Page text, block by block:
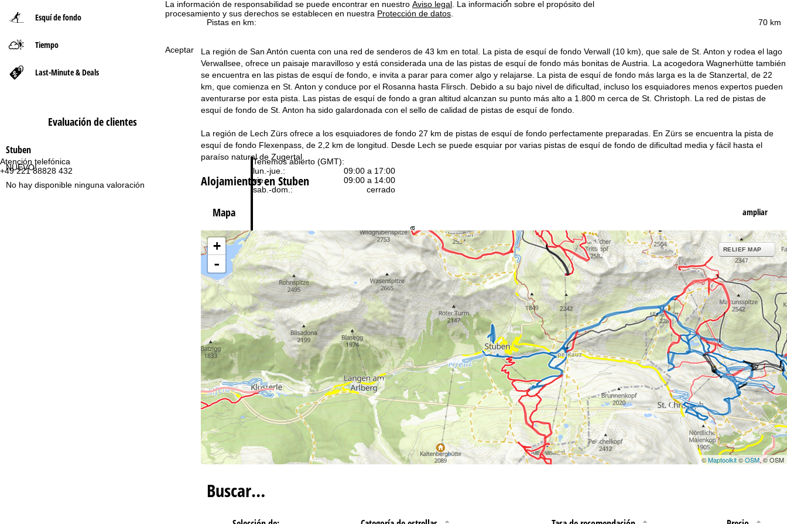
La información de responsabilidad se puede encontrar en nuestro Aviso legal . La información sobre el propósito del
procesamiento y sus derechos se establecen en nuestra Protección de datos
Aceptar
Atención telefónica
+49 221 88828 432
Tenemos abierto (GMT):
lun.-jue.:
09:00 a 17:00
vie.:
09:00 a 14:00
sab.-dom.:
cerrado
Contáctenos
Ayuda
Esquí de fondo
Tiempo
Last-Minute & Deals
Evaluación de clientes
Stuben
NUEVO!
No hay disponible ninguna valoración
n
p
r
n
i
p
a
70 km
Pistas en km:
La región de San Antón cuenta con una red de senderos de 43 km en total. La pista de esquí de fondo Verwall (10 km), que sale de St. Anton y rodea el lago
Verwallsee, ofrece un paisaje maravilloso y está considerada una de las pistas de esquí de fondo más bonitas de Austria. La acogedora Wagnerhütte también
se encuentra en las pistas de esquí de fondo, e invita a parar para comer algo y relajarse. La pista de esquí de fondo más larga es la de Stanzertal, de 22
km, que comienza en St. Anton y conduce por el Rosanna hasta Flirsch. Debido a su bajo nivel de dificultad, incluso los esquiadores menos expertos pueden
aventurarse por esta pista. Las pistas de esquí de fondo a gran altitud alcanzan su punto más alto a 1.800 m cerca de St. Christoph. La red de pistas de
esquí de fondo de St. Anton ha sido galardonada con el sello de calidad de pistas de esquí de fondo.
La región de Lech Zürs ofrece a los esquiadores de fondo 27 km de pistas de esquí de fondo perfectamente preparadas. En Zürs se encuentra la pista de
esquí de fondo Flexenpass, de 2,2 km de longitud. Desde Lech se puede esquiar por varias pistas de esquí de fondo de dificultad media y fácil hasta el
paraíso natural de Zugertal.
Alojamientos en Stuben
Mapa ampliar
+
-
RELIEF MAP
©Maptoolkit©OSM, © OSM
Buscar…